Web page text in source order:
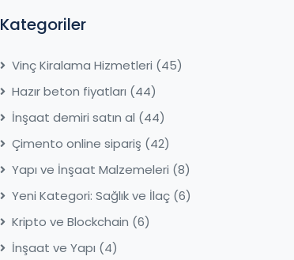
Kategoriler
Vinç Kiralama Hizmetleri (45)
Hazır beton fiyatları (44)
İnşaat demiri satın al (44)
Çimento online sipariş (42)
Yapı ve İnşaat Malzemeleri (8)
Yeni Kategori: Sağlık ve İlaç (6)
Kripto ve Blockchain (6)
İnşaat ve Yapı (4)